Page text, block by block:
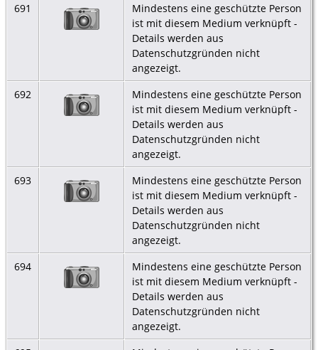
691
Mindestens eine geschützte Person
ist mit diesem Medium verknüpft -
Details werden aus
Datenschutzgründen nicht
angezeigt.
692
Mindestens eine geschützte Person
ist mit diesem Medium verknüpft -
Details werden aus
Datenschutzgründen nicht
angezeigt.
693
Mindestens eine geschützte Person
ist mit diesem Medium verknüpft -
Details werden aus
Datenschutzgründen nicht
angezeigt.
694
Mindestens eine geschützte Person
ist mit diesem Medium verknüpft -
Details werden aus
Datenschutzgründen nicht
angezeigt.